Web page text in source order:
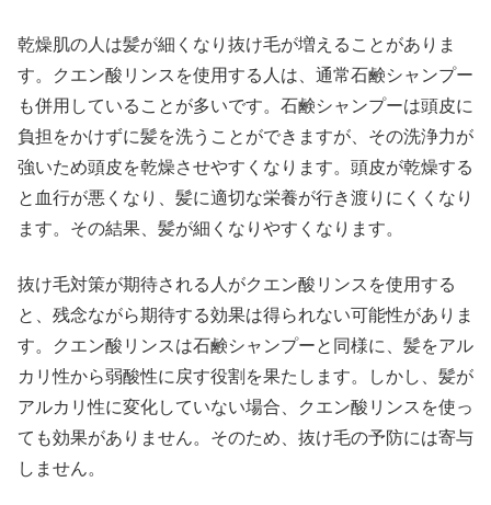
乾燥肌の人は髪が細くなり抜け毛が増えることがありま
す。クエン酸リンスを使用する人は、通常石鹸シャンプー
も併用していることが多いです。石鹸シャンプーは頭皮に
負担をかけずに髪を洗うことができますが、その洗浄力が
強いため頭皮を乾燥させやすくなります。頭皮が乾燥する
と血行が悪くなり、髪に適切な栄養が行き渡りにくくなり
ます。その結果、髪が細くなりやすくなります。
抜け毛対策が期待される人がクエン酸リンスを使用する
と、残念ながら期待する効果は得られない可能性がありま
す。クエン酸リンスは石鹸シャンプーと同様に、髪をアル
カリ性から弱酸性に戻す役割を果たします。しかし、髪が
アルカリ性に変化していない場合、クエン酸リンスを使っ
ても効果がありません。そのため、抜け毛の予防には寄与
しません。